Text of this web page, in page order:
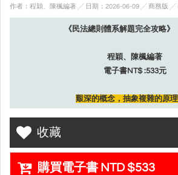
作者：程穎、陳楓編著 ╱ 日期：2026-06-09 ╱ 商務版 ╱
《民法總則體系解題完全攻略》
程穎、陳楓編著
電子書NT$ :533元
艱深的概念，抽象複雜的原理
對於歷年重要考題不再恐
本書帶你程楓破浪，翻轉人
收藏
購買電子書 NTD $533